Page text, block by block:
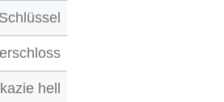
hell